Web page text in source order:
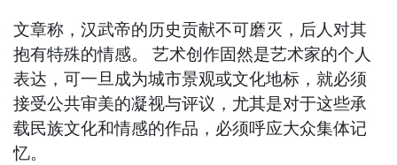
文章称，汉武帝的历史贡献不可磨灭，后人对其
抱有特殊的情感。 艺术创作固然是艺术家的个人
表达，可一旦成为城市景观或文化地标，就必须
接受公共审美的凝视与评议，尤其是对于这些承
载民族文化和情感的作品，必须呼应大众集体记
忆。